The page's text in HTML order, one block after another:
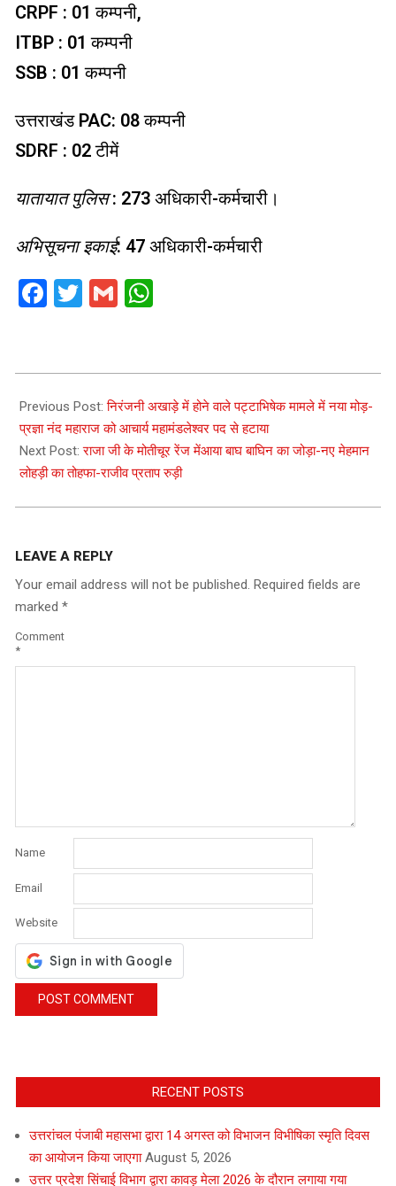
CRPF : 01 कम्पनी,
ITBP : 01 कम्पनी
SSB : 01 कम्पनी
उत्तराखंड PAC: 08 कम्पनी
SDRF : 02 टीमें
यातायात पुलिस: 273 अधिकारी-कर्मचारी।
अभिसूचना इकाई: 47 अधिकारी-कर्मचारी
Facebook
Twitter
Gmail
01-
11
Previous Post:निरंजनी अखाड़े में होने वाले पट्टाभिषेक मामले में नया मोड़-
प्रज्ञा नंद महाराज को आचार्य महामंडलेश्वर पद से हटाया
Next Post:राजा जी के मोतीचूर रेंज मेंआया बाघ बाघिन का जोड़ा-नए मेहमान
लोहड़ी का तोहफा-राजीव प्रताप रुड़ी
LEAVE A REPLY
Your email address will not be published. Required fields are
marked *
Comment
*
Name
Email
Website
RECENT POSTS
उत्तरांचल पंजाबी महासभा द्वारा 14 अगस्त को विभाजन विभीषिका स्मृति दिवस
का आयोजन किया जाएगा August 5, 2026
उत्तर प्रदेश सिंचाई विभाग द्वारा कावड़ मेला 2026 के दौरान लगाया गया